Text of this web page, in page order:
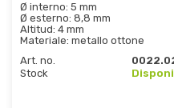
Ø interno: 5 mm
Ø esterno: 8,8 mm
Altitud: 4 mm
Materiale: metallo ottone
Art. no.
Stock